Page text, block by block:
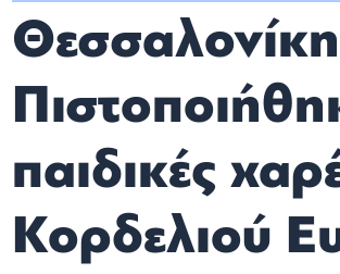
παιδικές
Κορδελιού